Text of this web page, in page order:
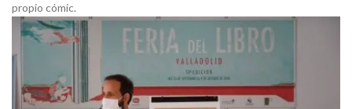
propio cómic.